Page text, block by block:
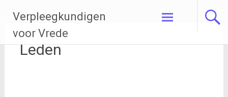
naar
inhoud
Verpleegkundigen
voor Vrede
Leden